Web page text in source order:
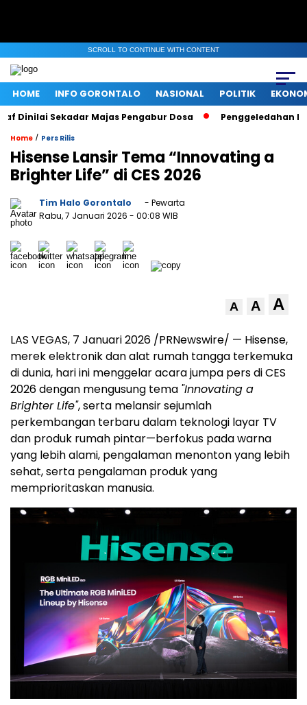
SCROLL TO CONTINUE WITH CONTENT
HOME INFO GORONTALO NASIONAL POLITIK
Sekadar Majas Pengabur Dosa Penggeledahan KPK di
Home / Pers Rilis
Hisense Lansir Tema “Innovating a
Brighter Life” di CES 2026
Tim Halo Gorontalo
- Pewarta
Rabu, 7 Januari 2026 - 00:08 WIB
A A A
LAS VEGAS, 7 Januari 2026 /PRNewswire/ — Hisense,
merek elektronik dan alat rumah tangga terkemuka
di dunia, hari ini menggelar acara jumpa pers di CES
2026 dengan mengusung tema "Innovating a
Brighter Life", serta melansir sejumlah
perkembangan terbaru dalam teknologi layar TV
dan produk rumah pintar—berfokus pada warna
yang lebih alami, pengalaman menonton yang lebih
sehat, serta pengalaman produk yang
memprioritaskan manusia.